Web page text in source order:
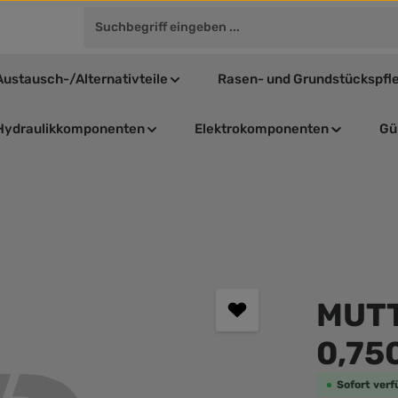
Alternativteile Rasen- und
Elektrokomponenten
Sofort